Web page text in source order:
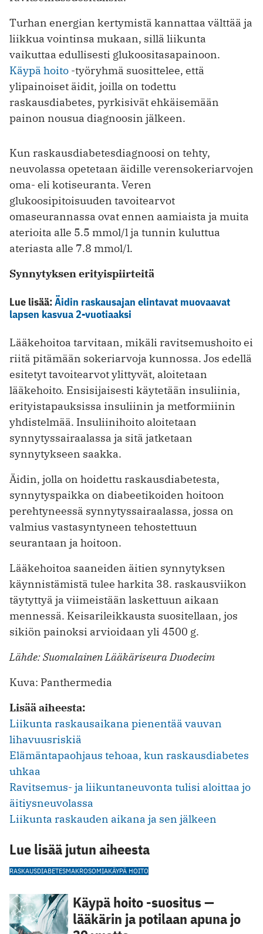
Turhan energian kertymistä kannattaa välttää ja
liikkua vointinsa mukaan, sillä liikunta
vaikuttaa edullisesti glukoositasapainoon.
Käypä hoito -työryhmä suosittelee, että
ylipainoiset äidit, joilla on todettu
raskausdiabetes, pyrkisivät ehkäisemään
painon nousua diagnoosin jälkeen.
Kun raskausdiabetesdiagnoosi on tehty,
neuvolassa opetetaan äidille verensokeriarvojen
oma- eli kotiseuranta. Veren
glukoosipitoisuuden tavoitearvot
omaseurannassa ovat ennen aamiaista ja muita
aterioita alle 5.5 mmol/l ja tunnin kuluttua
ateriasta alle 7.8 mmol/l.
Synnytyksen erityispiirteitä
Lue lisää:Äidin raskausajan elintavat muovaavat
lapsen kasvua 2-vuotiaaksi
Lääkehoitoa tarvitaan, mikäli ravitsemushoito ei
riitä pitämään sokeriarvoja kunnossa. Jos edellä
esitetyt tavoitearvot ylittyvät, aloitetaan
lääkehoito. Ensisijaisesti käytetään insuliinia,
erityistapauksissa insuliinin ja metformiinin
yhdistelmää. Insuliinihoito aloitetaan
synnytyssairaalassa ja sitä jatketaan
synnytykseen saakka.
Äidin, jolla on hoidettu raskausdiabetesta,
synnytyspaikka on diabeetikoiden hoitoon
perehtyneessä synnytyssairaalassa, jossa on
valmius vastasyntyneen tehostettuun
seurantaan ja hoitoon.
Lääkehoitoa saaneiden äitien synnytyksen
käynnistämistä tulee harkita 38. raskausviikon
täytyttyä ja viimeistään laskettuun aikaan
mennessä. Keisarileikkausta suositellaan, jos
sikiön painoksi arvioidaan yli 4500 g.
Lähde: Suomalainen Lääkäriseura Duodecim
Kuva: Panthermedia
Lisää aiheesta:
Liikunta raskausaikana pienentää vauvan
lihavuusriskiä
Elämäntapaohjaus tehoaa, kun raskausdiabetes
uhkaa
Ravitsemus- ja liikuntaneuvonta tulisi aloittaa jo
äitiysneuvolassa
Liikunta raskauden aikana ja sen jälkeen
Lue lisää jutun aiheesta
RASKAUSDIABETESMAKROSOMIAKÄYPÄ HOITO
Käypä hoito -suositus —
lääkärin ja potilaan apuna jo